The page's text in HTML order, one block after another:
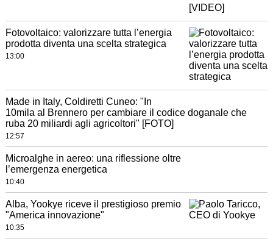
Fotovoltaico: valorizzare tutta l’energia
prodotta diventa una scelta strategica
13:00
Made in Italy, Coldiretti Cuneo: "In
10mila al Brennero per cambiare il codice doganale che
ruba 20 miliardi agli agricoltori" [FOTO]
12:57
Microalghe in aereo: una riflessione oltre
l’emergenza energetica
10:40
Alba, Yookye riceve il prestigioso premio
"America innovazione"
10:35